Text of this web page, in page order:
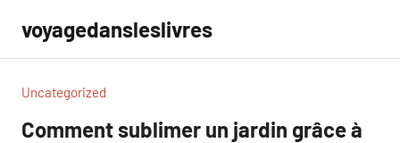
contenu
voyagedansleslivres
Uncategorized
Comment sublimer un jardin grâce à